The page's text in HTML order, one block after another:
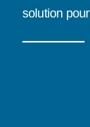
solution